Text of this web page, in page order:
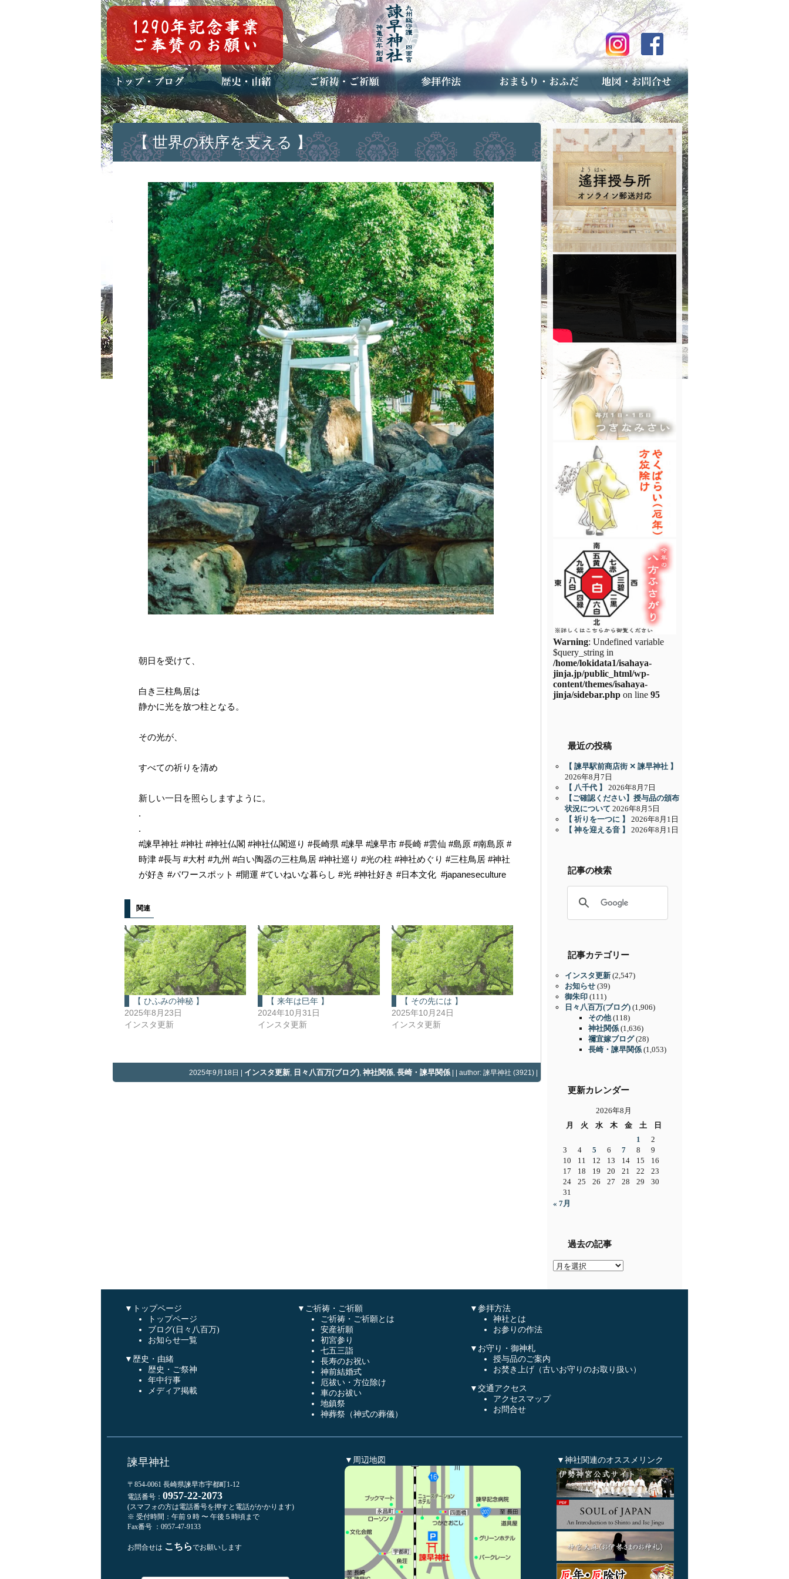
トップページ
ブログ(日々八百万)
お知らせ一覧 歴史・ご祭神
年中行事
メディア掲載 ご祈祷・ご祈願とは
安産祈願
初宮参り
七五三詣
長寿のお祝い
神前結婚式
厄祓い・方位除け
車のお祓い
地鎮祭
神葬祭（神式の葬儀） 神社とは
お参りの作法 授与品のご案内
お焚き上げ（古いお守りのお取り扱い）
アクセスマップ
予約者専用フォーム（事前受付）
【 世界の秩序を支える 】
朝日を受けて、
白き三柱鳥居は
静かに光を放つ柱となる。
その光が、
すべての祈りを清め
新しい一日を照らしますように。
.
.
#諫早神社 #神社 #神社仏閣 #神社仏閣巡り #長崎県 #諫早 #諫早市 #長崎 #雲仙 #島原 #南島原 #
時津 #長与 #大村 #九州 #白い陶器の三柱鳥居 #神社巡り #光の柱 #神社めぐり #三柱鳥居 #神社
が好き #パワースポット #開運 #ていねいな暮らし #光 #神社好き #日本文化 #japaneseculture
関連
【 ひふみの神秘 】
2025年8月23日
インスタ更新
【 来年は巳年 】
2024年10月31日
インスタ更新
【 その先には 】
2025年10月24日
インスタ更新
2025年9月18日 | インスタ更新, 日々八百万(ブログ), 神社関係, 長崎・諫早関係 | | author: 諫早神社 (3921) |
Warning: Undefined variable
$query_string in
/home/lokidata1/isahaya-
jinja.jp/public_html/wp-
content/themes/isahaya-
jinja/sidebar.php on line 95
最近の投稿
【 諫早駅前商店街 ✕ 諫早神社 】
2026年8月7日
【 八千代 】
2026年8月7日
【ご確認ください】授与品の頒布
状況について 2026年8月5日
【 祈りを一つに 】
2026年8月1日
【 神を迎える音 】
2026年8月1日
記事の検索
記事カテゴリー
インスタ更新 (2,547)
お知らせ (39)
御朱印 (111)
日々八百万(ブログ) (1,906)
その他(118)
神社関係 (1,636)
禰宜嫁ブログ(28)
長崎・諫早関係 (1,053)
更新カレンダー
2026年8月
月
火 水 木 金 土
日
1
2
3
4 5 6 7 8
9
10
11 12 13 14 15
16
17
18 19 20 21 22
23
24
25 26 27 28 29
30
31
« 7月
過去の記事
過
▼トップページ
トップページ
ブログ(日々八百万)
お知らせ一覧
▼歴史・由緒
歴史・ご祭神
年中行事
メディア掲載
▼ご祈祷・ご祈願
ご祈祷・ご祈願とは
安産祈願
初宮参り
七五三詣
長寿のお祝い
神前結婚式
厄祓い・方位除け
車のお祓い
地鎮祭
神葬祭（神式の葬儀）
▼参拝方法
神社とは
お参りの作法
▼お守り・御神札
授与品のご案内
お焚き上げ（古いお守りのお取り扱い）
▼交通アクセス
アクセスマップ
お問合せ
諫早神社
〒854-0061 長崎県諫早市宇都町1-12
電話番号： 0957-22-2073
(スマフォの方は電話番号を押すと電話がかかります)
※ 受付時間：午前９時 〜 午後５時頃まで
Fax番号 ：0957-47-9133
お問合せは こちらでお願いします
▼周辺地図 ▼神社関連のオススメリンク